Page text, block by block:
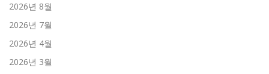
2026년 8월
2026년 7월
2026년 4월
2026년 3월